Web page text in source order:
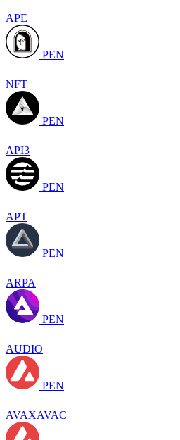
APE
PEN
NFT
PEN
API3
PEN
APT
PEN
ARPA
PEN
AUDIO
PEN
AVAXAVAC